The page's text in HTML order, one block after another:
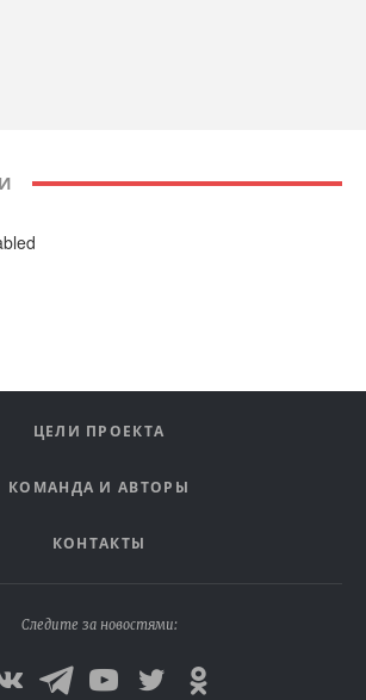
ЦЕЛИ ПРОЕКТА
КОМАНДА И АВТОРЫ
КОНТАКТЫ
Следите за новостями: